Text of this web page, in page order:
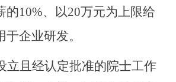
的10%、 以20万元为上限给
企业研发。
立且经认定批准的院士工作